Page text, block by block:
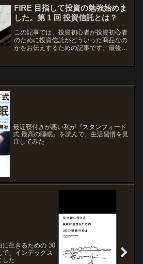
自分のなりたい状態を加味しつつ、どう
いう投資をしていこう...
FIRE 目指して投資の勉強始めま
した。第 1 回 投資信託とは？
この記事では、投資初心者が投資初心者
のために投資信託がどういった商品なの
かをお伝えするための記事です。最後ま
最近寝付きが悪い私が『スタンフォード
式 最高の睡眠』を読んで、生活習慣を見
直してみた
に生きるための 30
、インデックス
した